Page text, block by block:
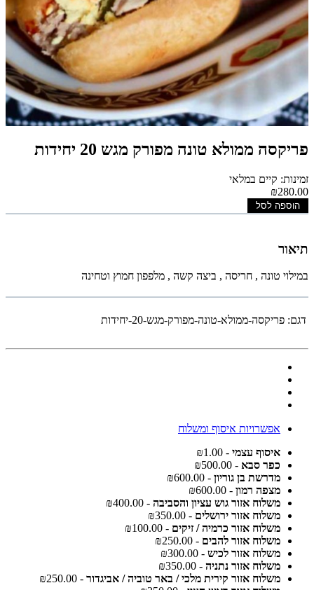
פריקסה ממולא טונה מפורק מגש 20 יחידות
זמינות: קיים במלאי
₪280.00
הוספה לסל
תיאור
במילוי טונה , חריסה , ביצה קשה , מלפפון חמוץ וטחינה
דגם: פריקסה-ממולא-טונה-מפורק-מגש-20-יחידות
אפשרויות איסוף ומשלוח
איסוף עצמי - ₪1.00
כפר סבא - ₪500.00
מדרשת בן גוריון - ₪600.00
מצפה רמון - ₪600.00
משלוח אזור גוש עציון והסביבה - ₪400.00
משלוח אזור ירושלים - ₪350.00
משלוח אזור כרמיה / זיקים - ₪100.00
משלוח אזור להבים - ₪250.00
משלוח אזור לכיש - ₪300.00
משלוח אזור נתניה - ₪350.00
משלוח אזור קירית מלכי / באר טוביה / אביגדור - ₪250.00